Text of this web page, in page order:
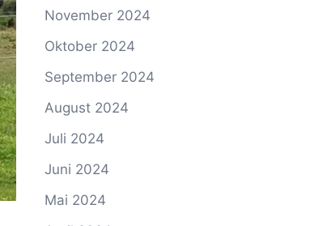
November 2024
Oktober 2024
September 2024
August 2024
Juli 2024
Juni 2024
Mai 2024